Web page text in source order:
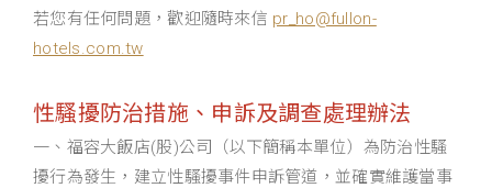
若您有任何問題，歡迎隨時來信 pr_ho@fullon-
hotels.com.tw
性騷擾防治措施、申訴及調查處理辦法
一、福容大飯店(股)公司（以下簡稱本單位）為防治性騷
擾行為發生，建立性騷擾事件申訴管道，並確實維護當事